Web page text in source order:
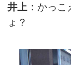
井上： かっこ
ょ？